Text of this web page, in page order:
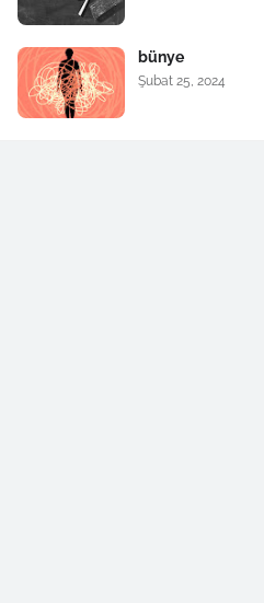
bünye
Şubat 25, 2024